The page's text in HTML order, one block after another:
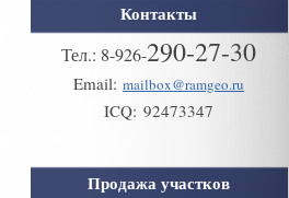
Контакты
Тел.: 8-926-290-27-30
Email: mailbox@ramgeo.ru
ICQ: 92473347
Продажа участков